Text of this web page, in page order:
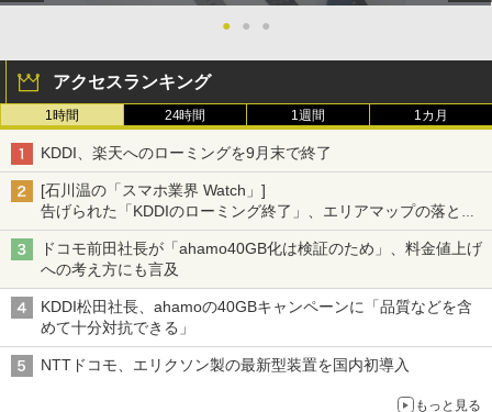
● ● ●
アクセスランキング
1時間 24時間 1週間 1カ月
KDDI、楽天へのローミングを9月末で終了
[石川温の「スマホ業界 Watch」]
告げられた「KDDIのローミング終了」、エリアマップの落とし
穴と楽天モバイルの課題
ドコモ前田社長が「ahamo40GB化は検証のため」、料金値上げ
への考え方にも言及
KDDI松田社長、ahamoの40GBキャンペーンに「品質などを含
めて十分対抗できる」
NTTドコモ、エリクソン製の最新型装置を国内初導入
もっと見る